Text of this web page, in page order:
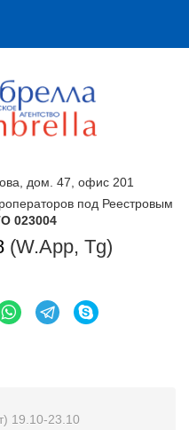
дом. 47, офис 201
под Реестровым
023004
(W.App, Tg)
19.10-23.10